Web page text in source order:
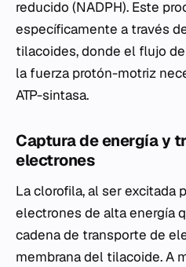
reducido (NADPH). Este
específicamente a través
tilacoides, donde el flujo
la fuerza protón-motriz
ATP-sintasa.
Captura de energía y
electrones
La clorofila, al ser excitada
electrones de alta energía
cadena de transporte de
membrana del tilacoide. A